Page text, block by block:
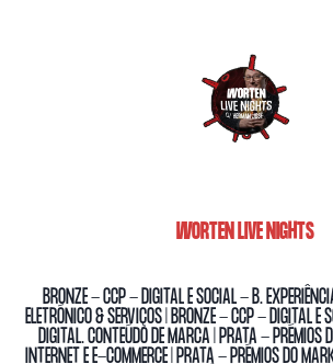
WORTEN LIVE NIGHTS
BRONZE - CCP - DIGITAL E SOCIAL - B.
ELETRÓNICO & SERVIÇOS | BRONZE - CCP - DIGITAL E
DIGITAL. CONTEÚDO DE MARCA | PRATA -
INTERNET E E-COMMERCE | PRATA - PRÉMIOS DO